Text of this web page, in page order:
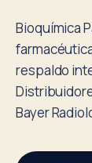
Bioquímica
respaldo
Bayer